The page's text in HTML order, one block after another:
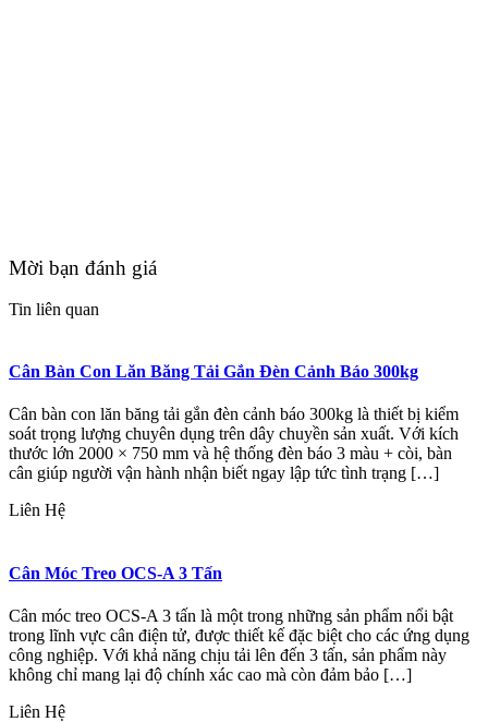
Mời bạn đánh giá
Tin liên quan
Cân Bàn Con Lăn Băng Tải Gắn Đèn Cảnh Báo 300kg
Cân bàn con lăn băng tải gắn đèn cảnh báo 300kg là thiết bị kiểm
soát trọng lượng chuyên dụng trên dây chuyền sản xuất. Với kích
thước lớn 2000 × 750 mm và hệ thống đèn báo 3 màu + còi, bàn
cân giúp người vận hành nhận biết ngay lập tức tình trạng […]
Liên Hệ
Cân Móc Treo OCS-A 3 Tấn
Cân móc treo OCS-A 3 tấn là một trong những sản phẩm nổi bật
trong lĩnh vực cân điện tử, được thiết kế đặc biệt cho các ứng dụng
công nghiệp. Với khả năng chịu tải lên đến 3 tấn, sản phẩm này
không chỉ mang lại độ chính xác cao mà còn đảm bảo […]
Liên Hệ